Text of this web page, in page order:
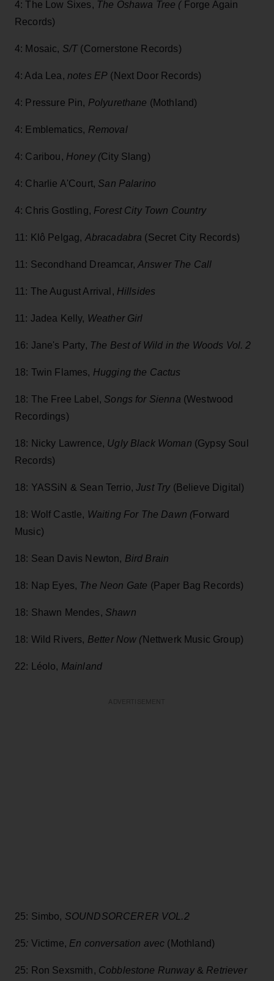
4: The Low Sixes, The Oshawa Tree (Forge Again
Records)
4: Mosaic, S/T(Cornerstone Records)
4: Ada Lea, notes EP (Next Door Records)
4: Pressure Pin, Polyurethane (Mothland)
4: Emblematics, Removal
4: Caribou, Honey (City Slang)
4: Charlie A'Court, San Palarino
4: Chris Gostling, Forest City Town Country
11: Klô Pelgag, Abracadabra (Secret City Records)
11: Secondhand Dreamcar, Answer The Call
11: The August Arrival, Hillsides
11: Jadea Kelly, Weather Girl
16: Jane's Party, The Best of Wild in the Woods Vol. 2
18: Twin Flames, Hugging the Cactus
18: The Free Label, Songs for Sienna (Westwood
Recordings)
18: Nicky Lawrence, Ugly Black Woman (Gypsy Soul
Records)
18: YASSiN & Sean Terrio,Just Try (Believe Digital)
18: Wolf Castle, Waiting For The Dawn (Forward
Music)
18: Sean Davis Newton, Bird Brain
18: Nap Eyes, The Neon Gate (Paper Bag Records)
18: Shawn Mendes, Shawn
18: Wild Rivers, Better Now (Nettwerk Music Group)
22: Léolo, Mainland
25: Simbo, SOUNDSORCERER VOL.2
25: Victime, En conversation avec (Mothland)
25: Ron Sexsmith, Cobblestone Runway & Retriever